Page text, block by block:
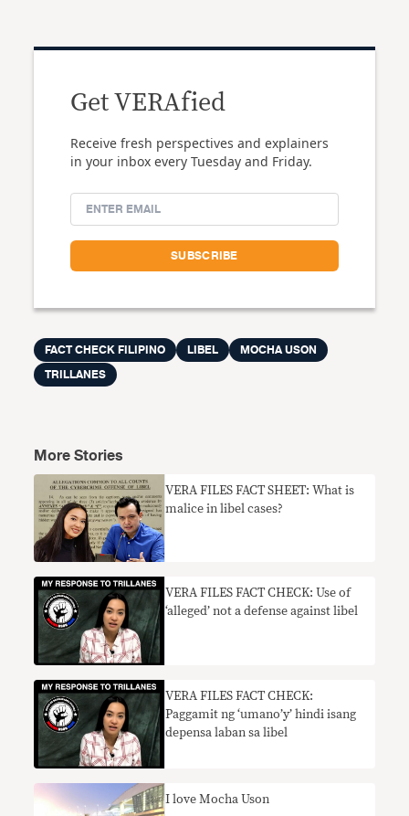
Get VERAfied
Receive fresh perspectives and explainers
in your inbox every Tuesday and Friday.
FACT CHECK FILIPINO LIBEL
MOCHA USON
TRILLANES
More Stories
VERA FILES FACT SHEET: What is
malice in libel cases?
VERA FILES FACT CHECK: Use of
‘alleged’ not a defense against libel
​VERA FILES FACT CHECK:
Paggamit ng ‘umano’y’ hindi isang
depensa laban sa libel
I love Mocha Uson